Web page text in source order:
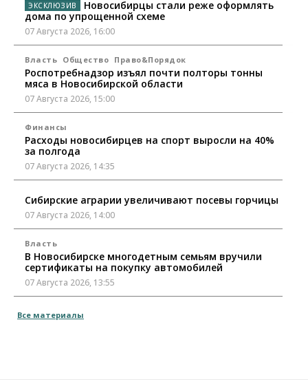
Новосибирцы стали реже оформлять
дома по упрощенной схеме
07 Августа 2026, 16:00
Власть Общество Право&Порядок
Роспотребнадзор изъял почти полторы тонны
мяса в Новосибирской области
07 Августа 2026, 15:00
Финансы
Расходы новосибирцев на спорт выросли на 40%
за полгода
07 Августа 2026, 14:35
Сибирские аграрии увеличивают посевы горчицы
07 Августа 2026, 14:00
Власть
В Новосибирске многодетным семьям вручили
сертификаты на покупку автомобилей
07 Августа 2026, 13:55
Треть автовладельцев в Новосибирской области
Все материалы